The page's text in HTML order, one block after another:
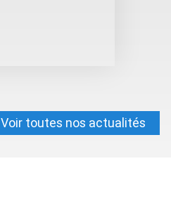
Voir toutes nos actualités